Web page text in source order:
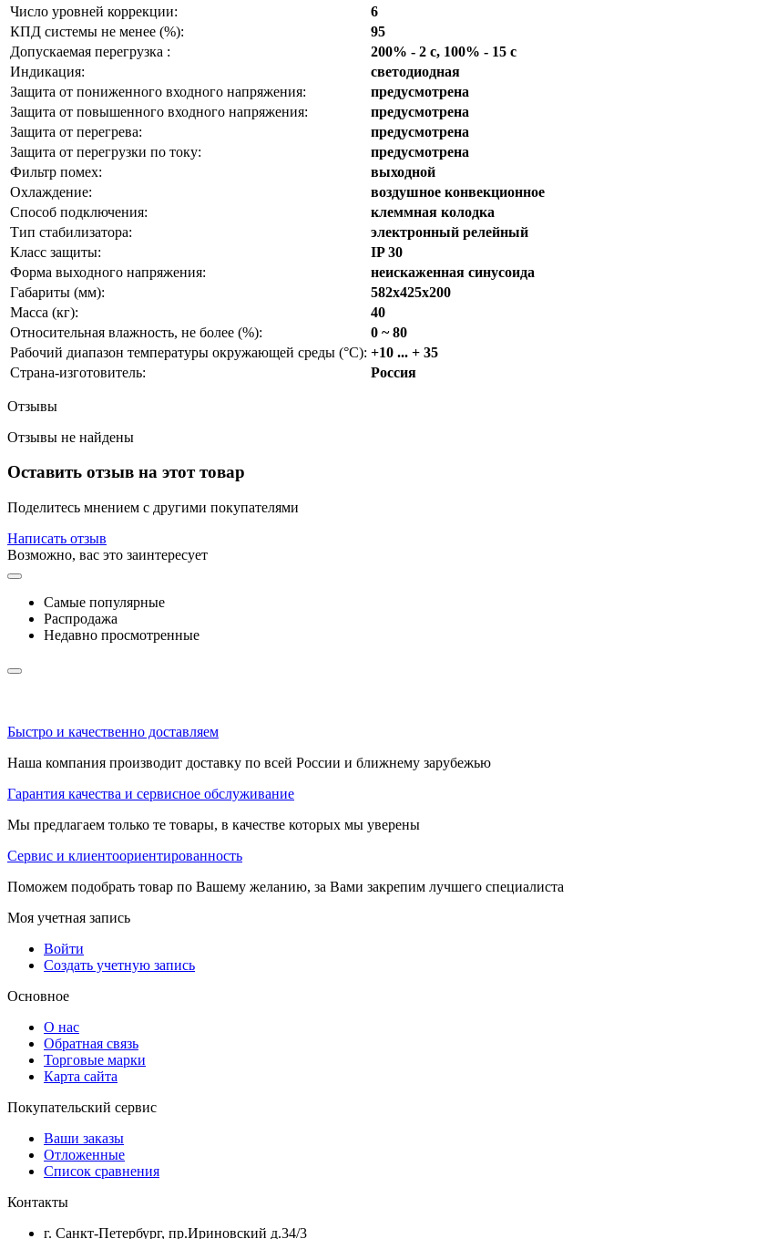
Число уровней коррекции:
6
КПД системы не менее (%):
95
Допускаемая перегрузка :
200% - 2 с, 100% - 15 с
Индикация:
светодиодная
Защита от пониженного входного напряжения:
предусмотрена
Защита от повышенного входного напряжения:
предусмотрена
Защита от перегрева:
предусмотрена
Защита от перегрузки по току:
предусмотрена
Фильтр помех:
выходной
Охлаждение:
воздушное конвекционное
Способ подключения:
клеммная колодка
Тип стабилизатора:
электронный релейный
Класс защиты:
IP 30
Форма выходного напряжения:
неискаженная синусоида
Габариты (мм):
582х425х200
Масса (кг):
40
Относительная влажность, не более (%):
0 ~ 80
Рабочий диапазон температуры окружающей среды (°С): +10 ... + 35
Страна-изготовитель:
Россия
Отзывы
Отзывы не найдены
Оставить отзыв на этот товар
Поделитесь мнением с другими покупателями
Написать отзыв
Возможно, вас это заинтересует
Самые популярные
Распродажа
Недавно просмотренные
Быстро и качественно доставляем
Наша компания производит доставку по всей России и ближнему зарубежью
Гарантия качества и сервисное обслуживание
Мы предлагаем только те товары, в качестве которых мы уверены
Сервис и клиентоориентированность
Поможем подобрать товар по Вашему желанию, за Вами закрепим лучшего специалиста
Моя учетная запись
Войти
Создать учетную запись
Основное
О нас
Обратная связь
Торговые марки
Карта сайта
Покупательский сервис
Ваши заказы
Отложенные
Список сравнения
Контакты
г. Санкт-Петербург, пр.Ириновский д.34/3